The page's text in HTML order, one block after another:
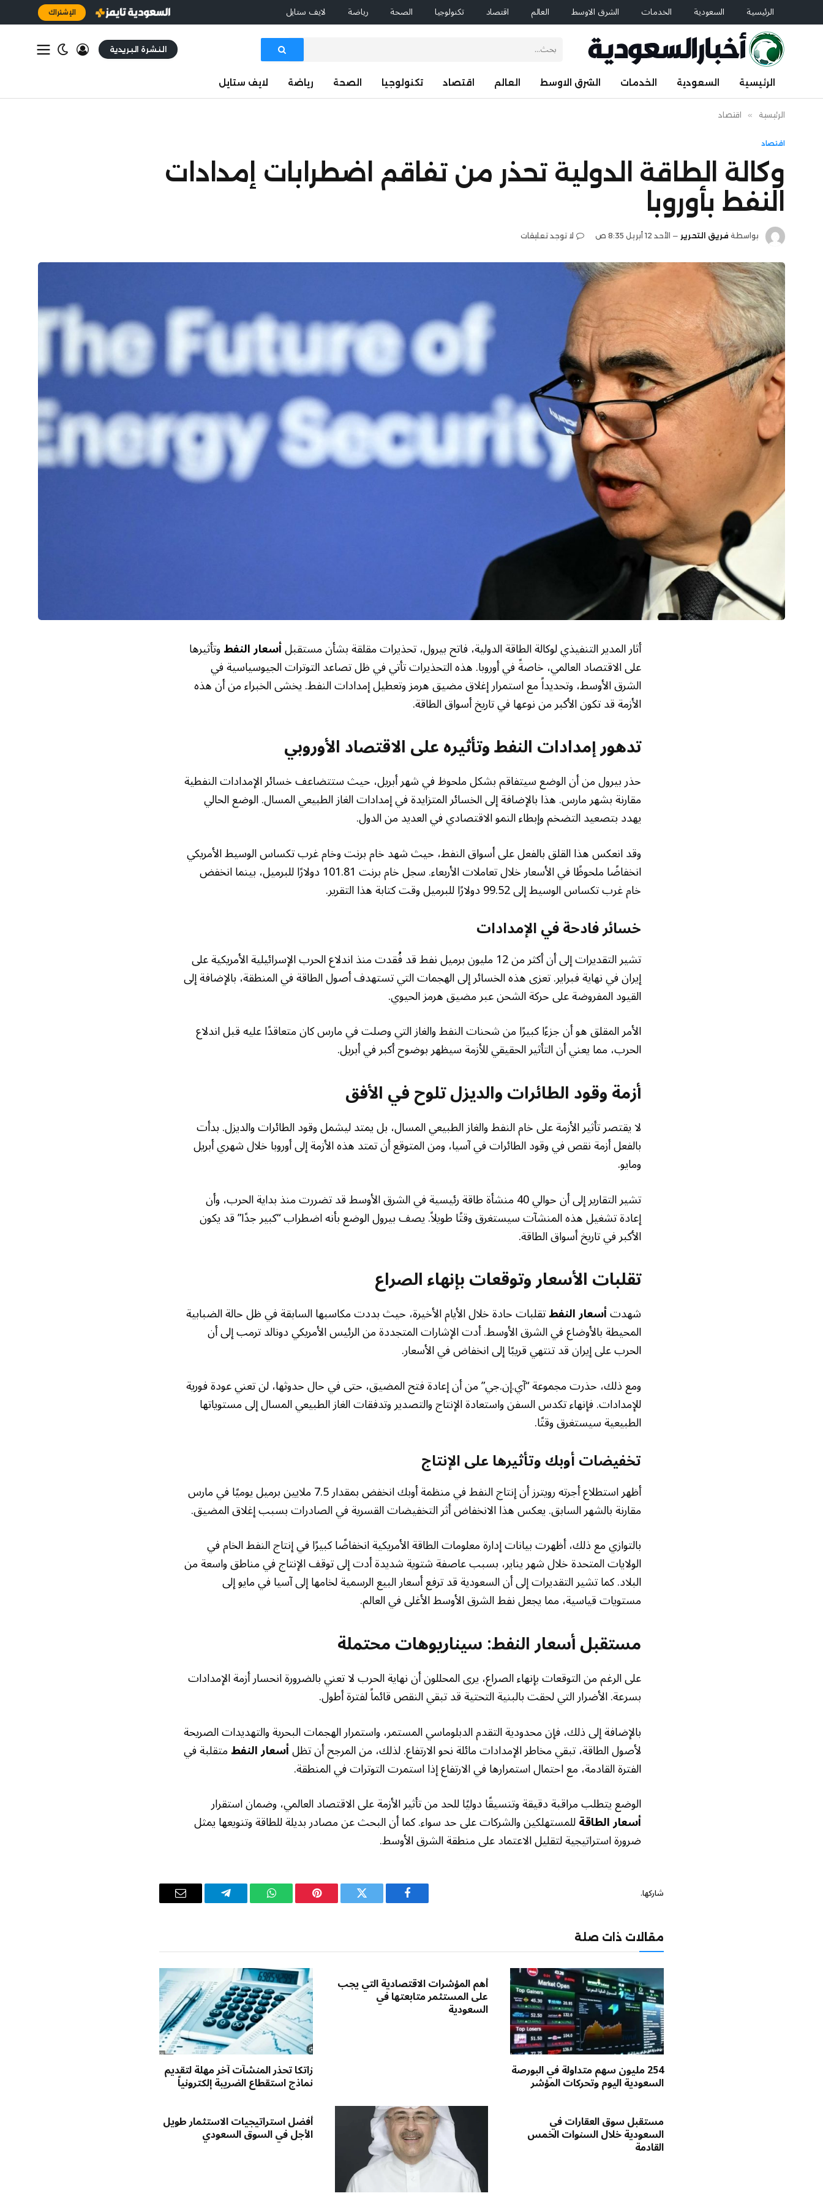
الرئيسية السعودية الخدمات الشرق الاوسط العالم اقتصاد تكنولوجيا الصحة رياضة لايف ستايل الإشتراك
النشرة البريدية
الرئيسية السعودية الخدمات الشرق الاوسط العالم اقتصاد تكنولوجيا الصحة رياضة لايف ستايل
الرئيسية » اقتصاد
اقتصاد
وكالة الطاقة الدولية تحذر من تفاقم اضطرابات إمدادات
النفط بأوروبا
بواسطة فريق التحرير الأحد 12 أبريل 8:35 ص لا توجد تعليقات
أثار المدير التنفيذي لوكالة الطاقة الدولية، فاتح بيرول، تحذيرات مقلقة بشأن مستقبلأسعار النفطوتأثيرها
على الاقتصاد العالمي، خاصةً في أوروبا. هذه التحذيرات تأتي في ظل تصاعد التوترات الجيوسياسية في
الشرق الأوسط، وتحديداً مع استمرار إغلاق مضيق هرمز وتعطيل إمدادات النفط. يخشى الخبراء من أن هذه
الأزمة قد تكون الأكبر من نوعها في تاريخ أسواق الطاقة.
تدهور إمدادات النفط وتأثيره على الاقتصاد الأوروبي
حذر بيرول من أن الوضع سيتفاقم بشكل ملحوظ في شهر أبريل، حيث ستتضاعف خسائر الإمدادات النفطية
مقارنة بشهر مارس. هذا بالإضافة إلى الخسائر المتزايدة في إمدادات الغاز الطبيعي المسال. الوضع الحالي
يهدد بتصعيد التضخم وإبطاء النمو الاقتصادي في العديد من الدول.
وقد انعكس هذا القلق بالفعل على أسواق النفط، حيث شهد خام برنت وخام غرب تكساس الوسيط الأمريكي
انخفاضًا ملحوظًا في الأسعار خلال تعاملات الأربعاء. سجل خام برنت 101.81 دولارًا للبرميل، بينما انخفض
خام غرب تكساس الوسيط إلى 99.52 دولارًا للبرميل وقت كتابة هذا التقرير.
خسائر فادحة في الإمدادات
تشير التقديرات إلى أن أكثر من 12 مليون برميل نفط قد فُقدت منذ اندلاع الحرب الإسرائيلية الأمريكية على
إيران في نهاية فبراير. تعزى هذه الخسائر إلى الهجمات التي تستهدف أصول الطاقة في المنطقة، بالإضافة إلى
القيود المفروضة على حركة الشحن عبر مضيق هرمز الحيوي.
الأمر المقلق هو أن جزءًا كبيرًا من شحنات النفط والغاز التي وصلت في مارس كان متعاقدًا عليه قبل اندلاع
الحرب، مما يعني أن التأثير الحقيقي للأزمة سيظهر بوضوح أكبر في أبريل.
أزمة وقود الطائرات والديزل تلوح في الأفق
لا يقتصر تأثير الأزمة على خام النفط والغاز الطبيعي المسال، بل يمتد ليشمل وقود الطائرات والديزل. بدأت
بالفعل أزمة نقص في وقود الطائرات في آسيا، ومن المتوقع أن تمتد هذه الأزمة إلى أوروبا خلال شهري أبريل
ومايو.
تشير التقارير إلى أن حوالي 40 منشأة طاقة رئيسية في الشرق الأوسط قد تضررت منذ بداية الحرب، وأن
إعادة تشغيل هذه المنشآت سيستغرق وقتًا طويلاً. يصف بيرول الوضع بأنه اضطراب “كبير جدًا” قد يكون
الأكبر في تاريخ أسواق الطاقة.
تقلبات الأسعار وتوقعات بإنهاء الصراع
شهدتأسعار النفطتقلبات حادة خلال الأيام الأخيرة، حيث بددت مكاسبها السابقة في ظل حالة الضبابية
المحيطة بالأوضاع في الشرق الأوسط. أدت الإشارات المتجددة من الرئيس الأمريكي دونالد ترمب إلى أن
الحرب على إيران قد تنتهي قريبًا إلى انخفاض في الأسعار.
ومع ذلك، حذرت مجموعة “آي.إن.جي” من أن إعادة فتح المضيق، حتى في حال حدوثها، لن تعني عودة فورية
للإمدادات. فإنهاء تكدس السفن واستعادة الإنتاج والتصدير وتدفقات الغاز الطبيعي المسال إلى مستوياتها
الطبيعية سيستغرق وقتًا.
تخفيضات أوبك وتأثيرها على الإنتاج
أظهر استطلاع أجرته رويترز أن إنتاج النفط في منظمة أوبك انخفض بمقدار 7.5 ملايين برميل يوميًا في مارس
مقارنة بالشهر السابق. يعكس هذا الانخفاض أثر التخفيضات القسرية في الصادرات بسبب إغلاق المضيق.
بالتوازي مع ذلك، أظهرت بيانات إدارة معلومات الطاقة الأمريكية انخفاضًا كبيرًا في إنتاج النفط الخام في
الولايات المتحدة خلال شهر يناير، بسبب عاصفة شتوية شديدة أدت إلى توقف الإنتاج في مناطق واسعة من
البلاد. كما تشير التقديرات إلى أن السعودية قد ترفع أسعار البيع الرسمية لخامها إلى آسيا في مايو إلى
مستويات قياسية، مما يجعل نفط الشرق الأوسط الأغلى في العالم.
مستقبل أسعار النفط: سيناريوهات محتملة
على الرغم من التوقعات بإنهاء الصراع، يرى المحللون أن نهاية الحرب لا تعني بالضرورة انحسار أزمة الإمدادات
بسرعة. الأضرار التي لحقت بالبنية التحتية قد تبقي النقص قائماً لفترة أطول.
بالإضافة إلى ذلك، فإن محدودية التقدم الدبلوماسي المستمر، واستمرار الهجمات البحرية والتهديدات الصريحة
لأصول الطاقة، تبقي مخاطر الإمدادات مائلة نحو الارتفاع. لذلك، من المرجح أن تظلأسعار النفطمتقلبة في
الفترة القادمة، مع احتمال استمرارها في الارتفاع إذا استمرت التوترات في المنطقة.
الوضع يتطلب مراقبة دقيقة وتنسيقًا دوليًا للحد من تأثير الأزمة على الاقتصاد العالمي، وضمان استقرار
أسعار الطاقةللمستهلكين والشركات على حد سواء. كما أن البحث عن مصادر بديلة للطاقة وتنويعها يمثل
ضرورة استراتيجية لتقليل الاعتماد على منطقة الشرق الأوسط.
شاركها.
فيسبوك تويتر بينتيريستواتساب تيلقرام
البريد
مقالات ذات صلة
254 مليون سهم متداولة في البورصة
السعودية اليوم وتحركات المؤشر
أهم المؤشرات الاقتصادية التي يجب
على المستثمر متابعتها في
السعودية
زاتكا تحذر المنشآت آخر مهلة لتقديم
نماذج استقطاع الضريبة إلكترونياً
مستقبل سوق العقارات في
السعودية خلال السنوات الخمس
القادمة
أفضل استراتيجيات الاستثمار طويل
الأجل في السوق السعودي